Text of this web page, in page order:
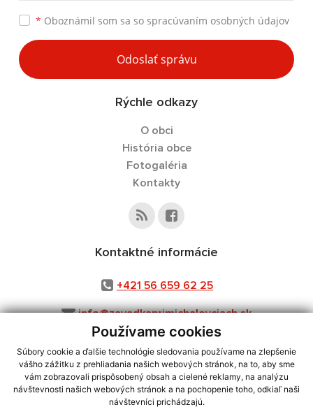
Používame cookies
Súbory cookie a ďalšie technológie sledovania používame na zlepšenie
vášho zážitku z prehliadania našich webových stránok, na to, aby sme
vám zobrazovali prispôsobený obsah a cielené reklamy, na analýzu
návštevnosti našich webových stránok a na pochopenie toho, odkiaľ naši
návštevníci prichádzajú.
* Oboznámil som sa so spracúvaním osobných údajov
Odoslať správu
Rýchle odkazy
O obci
História obce
Fotogaléria
Kontakty
Kontaktné informácie
+421 56 659 62 25
info@zavadkaprimichalovciach.sk
využite možnosť získavania aktuálnych informácií s využitím RSS
CMS systém (redakčný) systém ECHELON 2,Mapa stránok,web portál
webex.digital, s.r.o.,domény,registrácia domény